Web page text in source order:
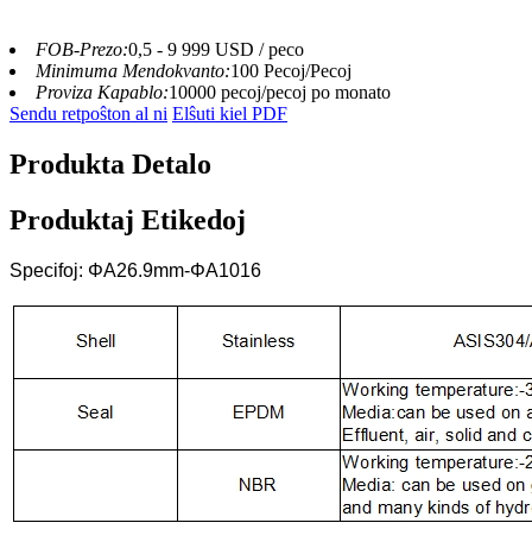
FOB-Prezo:0,5 - 9 999 USD / peco
Minimuma Mendokvanto:100 Pecoj/Pecoj
Proviza Kapablo:10000 pecoj/pecoj po monato
Sendu retpoŝton al ni Elŝuti kiel PDF
Produkta Detalo
Produktaj Etikedoj
Specifoj: ΦA26.9mm-ΦA1016